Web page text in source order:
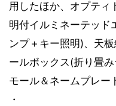
用したほか、オプティ
明付イルミネーテッド
ンプ＋キー照明)、天
ールボックス(折り畳
モール＆ネームプレー
・